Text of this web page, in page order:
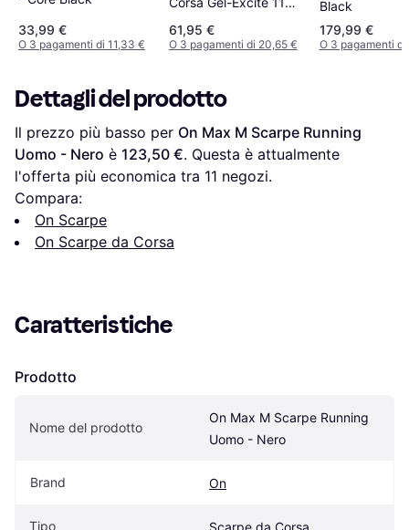
33,99 €
O 3 pagamenti di 11,33 €
Bianco
61,95 €
O 3 pagamenti di 20,65 €
Black
179,99 €
O 3 pagamenti di
Dettagli del prodotto
Il prezzo più basso per On Max M Scarpe Running
Uomo - Nero è 123,50 €. Questa è attualmente
l'offerta più economica tra 11 negozi.
Compara:
On Scarpe
On Scarpe da Corsa
Caratteristiche
Prodotto
Nome del prodotto
On Max M Scarpe Running
Uomo - Nero
Brand On
Tipo Scarpe da Corsa